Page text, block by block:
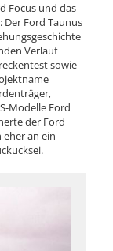
Focus und das
Ford Taunus
Verlauf
sowie
Modelle Ford
der Ford
eher an ein